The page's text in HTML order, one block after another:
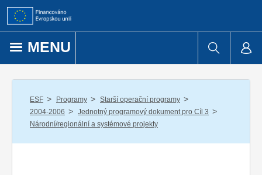
Přejít k obsahu
MENU
ESF / Programy / Starší operační programy /
2004-2006 / Jednotný programový dokument pro Cíl 3 /
Národní/regionální a systémové projekty